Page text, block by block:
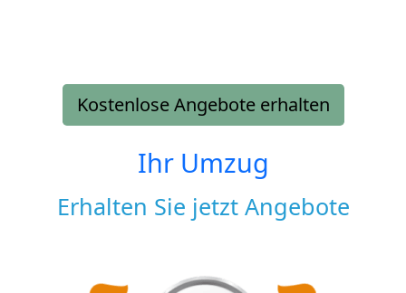
Kostenlose Angebote erhalten
Ihr Umzug
Erhalten Sie jetzt Angebote